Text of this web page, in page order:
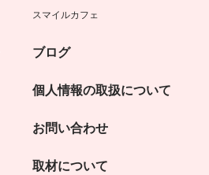
スマイルカフェ
ブログ
個人情報の取扱について
お問い合わせ
取材について